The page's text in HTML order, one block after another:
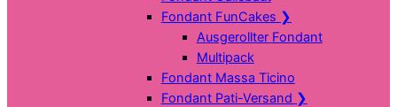
Fondant FunCakes ❯
Ausgerollter Fondant
Multipack
Fondant Massa Ticino
Fondant Pati-Versand ❯